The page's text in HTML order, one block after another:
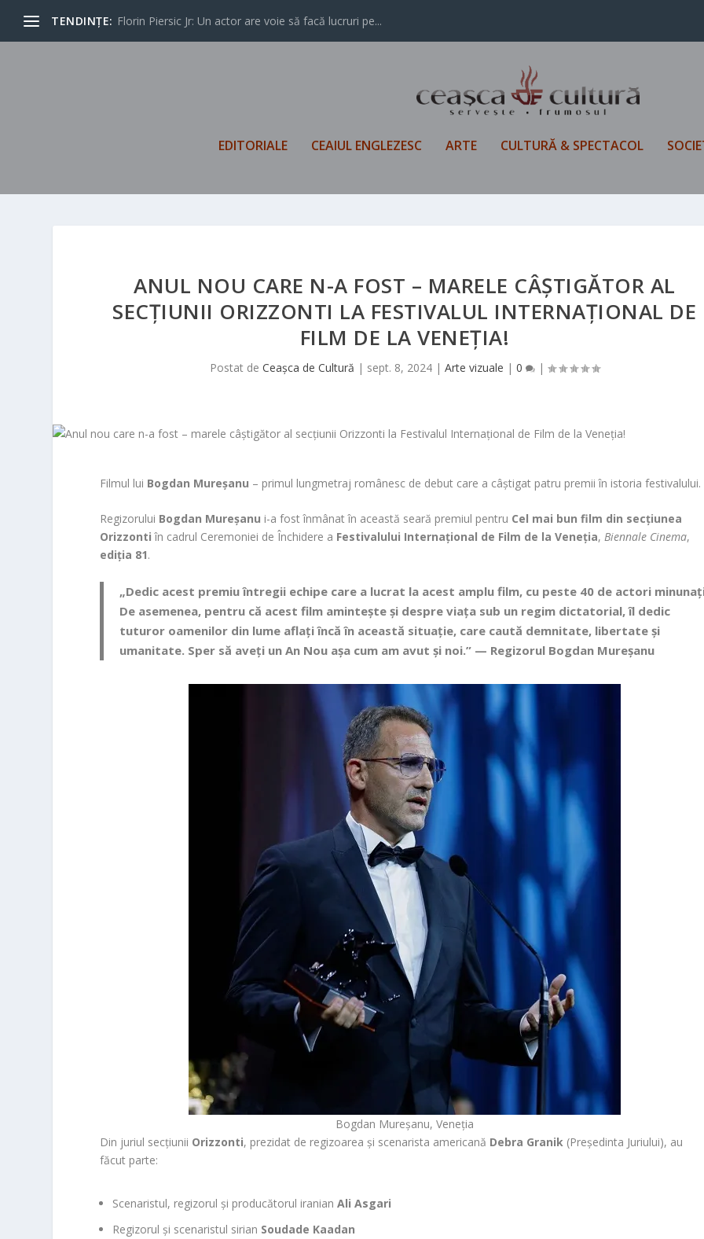
TENDINȚE: Florin Piersic Jr: Un actor are voie să facă lucruri pe...
EDITORIALE CEAIUL ENGLEZESC ARTE CULTURĂ & SPECTACOL
ANUL NOU CARE N-A FOST – MARELE CÂȘTIGĂTOR AL
SECȚIUNII ORIZZONTI LA FESTIVALUL INTERNAȚIONAL DE
FILM DE LA VENEȚIA!
Postat de Ceașca de Cultură | sept. 8, 2024| Arte vizuale | 0 |
Filmul lui Bogdan Mureșanu – primul lungmetraj românesc de debut care a câștigat patru premii în istoria festivalului.
Regizorului Bogdan Mureșanu i-a fost înmânat în această seară premiul pentru Cel mai bun film din secțiunea
Orizzonti în cadrul Ceremoniei de Închidere a Festivalului Internațional de Film de la Veneția,Biennale Cinema,
ediția 81.
„Dedic acest premiu întregii echipe care a lucrat la acest amplu film, cu peste 40 de actori
De asemenea, pentru că acest film amintește și despre viața sub un regim dictatorial, îl dedic
tuturor oamenilor din lume aflați încă în această situație, care caută demnitate, libertate și
umanitate. Sper să aveți un An Nou așa cum am avut și noi.” — Regizorul Bogdan Mureșanu
Bogdan Mureșanu, Veneția
Din juriul secțiunii Orizzonti, prezidat de regizoarea și scenarista americană Debra Granik (Președinta Juriului), au
făcut parte:
Scenaristul, regizorul și producătorul iranianAli Asgari
Regizorul și scenaristul sirian Soudade Kaadan